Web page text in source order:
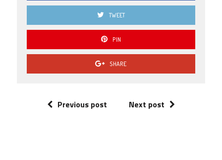
TWEET
PIN
SHARE
Previous post Next post